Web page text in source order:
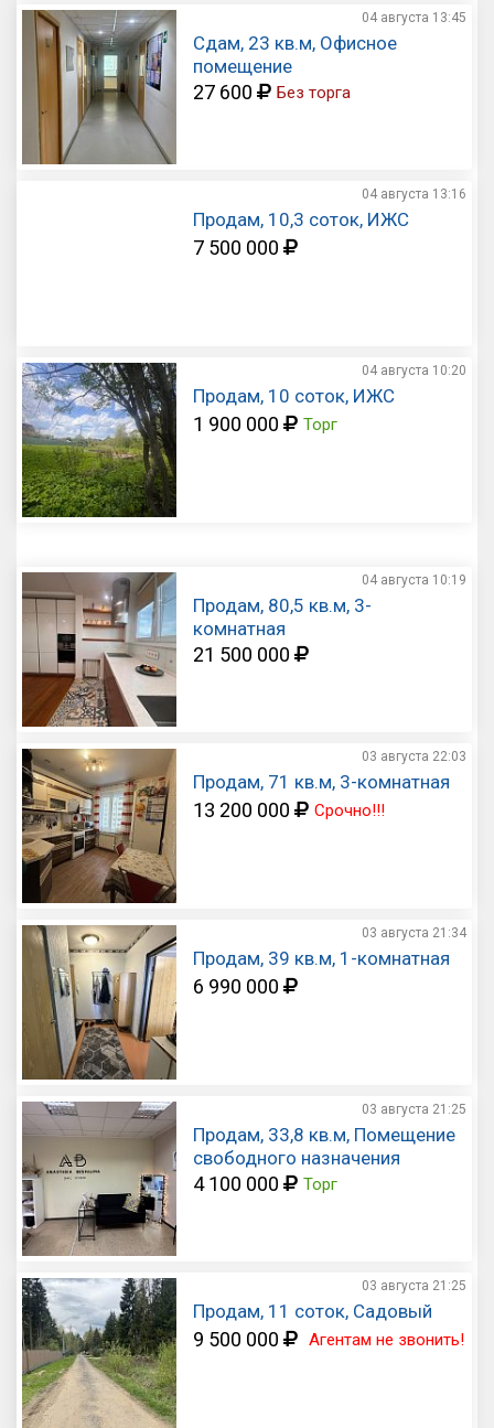
Сдам, 23 кв.м, Офисное
помещение
27 600 Без торга
04 августа 13:45
Продам, 10,3 соток, ИЖС
7 500 000
04 августа 13:16
Продам, 10 соток, ИЖС
1 900 000 Торг
04 августа 10:20
Продам, 80,5 кв.м, 3-
комнатная
21 500 000
04 августа 10:19
Продам, 71 кв.м, 3-комнатная
13 200 000 Срочно!!!
03 августа 22:03
Продам, 39 кв.м, 1-комнатная
6 990 000
03 августа 21:34
Продам, 33,8 кв.м, Помещение
свободного назначения
4 100 000 Торг
03 августа 21:25
Продам, 11 соток, Садовый
9 500 000 Агентам не звонить!
03 августа 21:25